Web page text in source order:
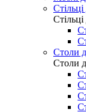
Столи
Столи